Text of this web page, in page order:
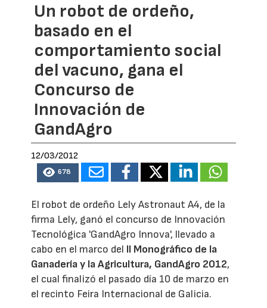
Un robot de ordeño,
basado en el
comportamiento social
del vacuno, gana el
Concurso de
Innovación de
GandAgro
12/03/2012
678
El robot de ordeño Lely Astronaut A4, de la
firma Lely, ganó el concurso de Innovación
Tecnológica 'GandAgro Innova', llevado a
cabo en el marco del II Monográfico de la
Ganadería y la Agricultura, GandAgro 2012,
el cual finalizó el pasado día 10 de marzo en
el recinto Feira Internacional de Galicia.